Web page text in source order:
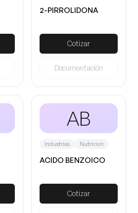
2-PIRROLIDONA
Cotizar
Documentación
AB
Industrias Nutricion
ACIDO BENZOICO
Cotizar